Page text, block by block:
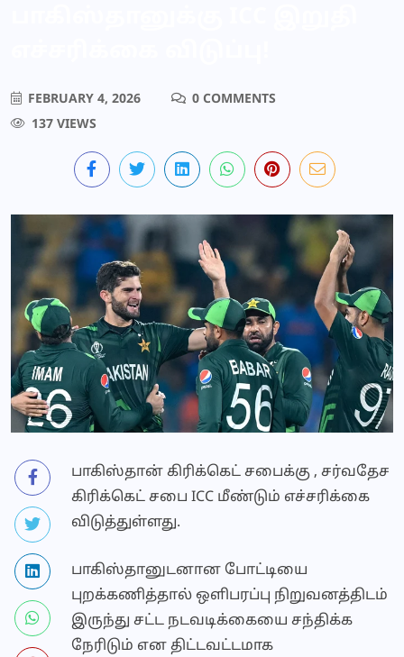
FEBRUARY 4, 2026
0 COMMENTS
137 VIEWS
பாகிஸ்தான் கிரிக்கெட் சபைக்கு , சர்வதேச
கிரிக்கெட் சபை ICC மீண்டும் எச்சரிக்கை
விடுத்துள்ளது.
பாகிஸ்தானுடனான போட்டியை
புறக்கணித்தால் ஒளிபரப்பு நிறுவனத்திடம்
இருந்து சட்ட நடவடிக்கையை சந்திக்க
நேரிடும் என திட்டவட்டமாக